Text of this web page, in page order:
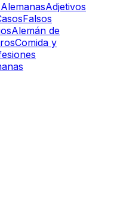
Adjetivos
Falsos
Alemán de
Comida y